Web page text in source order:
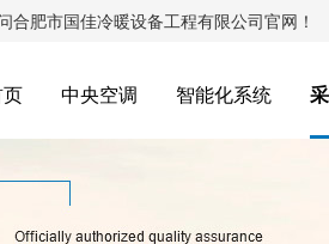
合肥市国佳冷暖设备工程有限公司官网！
中央空调 智能化系统